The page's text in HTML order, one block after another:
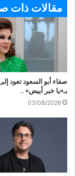
مقالات ذات
صفاء أبو السعود تعود
بـ«يا خبر أبيض» ..
03/08/2026